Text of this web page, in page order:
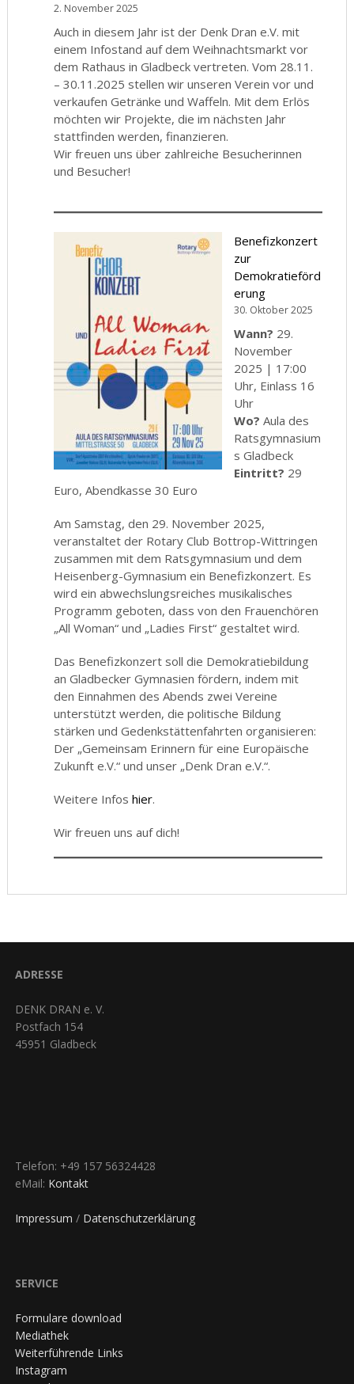
2. November 2025
Auch in diesem Jahr ist der Denk Dran e.V. mit
einem Infostand auf dem Weihnachtsmarkt vor
dem Rathaus in Gladbeck vertreten. Vom 28.11.
– 30.11.2025 stellen wir unseren Verein vor und
verkaufen Getränke und Waffeln. Mit dem Erlös
möchten wir Projekte, die im nächsten Jahr
stattfinden werden, finanzieren.
Wir freuen uns über zahlreiche Besucherinnen
und Besucher!
Benefizkonzert
zur
Demokratieförd
erung
30. Oktober 2025
Wann? 29.
November
2025 | 17:00
Uhr, Einlass 16
Uhr
Wo? Aula des
Ratsgymnasium
s Gladbeck
Eintritt? 29
Euro, Abendkasse 30 Euro
Am Samstag, den 29. November 2025,
veranstaltet der Rotary Club Bottrop-Wittringen
zusammen mit dem Ratsgymnasium und dem
Heisenberg-Gymnasium ein Benefizkonzert. Es
wird ein abwechslungsreiches musikalisches
Programm geboten, dass von den Frauenchören
„All Woman“ und „Ladies First“ gestaltet wird.
Das Benefizkonzert soll die Demokratiebildung
an Gladbecker Gymnasien fördern, indem mit
den Einnahmen des Abends zwei Vereine
unterstützt werden, die politische Bildung
stärken und Gedenkstättenfahrten organisieren:
Der „Gemeinsam Erinnern für eine Europäische
Zukunft e.V.“ und unser „Denk Dran e.V.“.
Weitere Infoshier.
Wir freuen uns auf dich!
ADRESSE
DENK DRAN e. V.
Postfach 154
45951 Gladbeck
Telefon: +49 157 56324428
eMail: Kontakt
Impressum / Datenschutzerklärung
SERVICE
Formulare download
Mediathek
Weiterführende Links
Instagram